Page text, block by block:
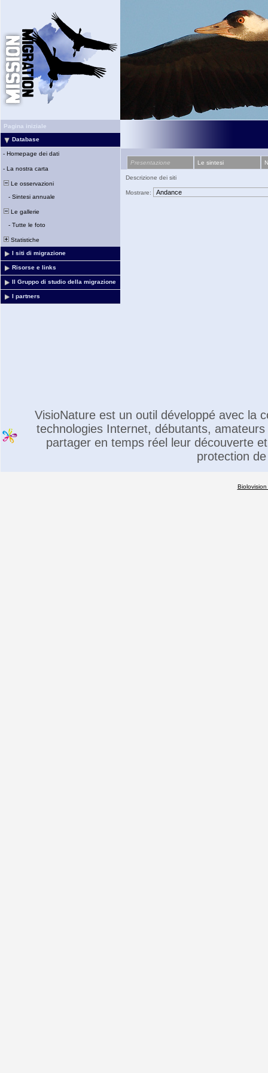
Pagina iniziale
Database
- Homepage dei dati
- La nostra carta
Le osservazioni
- Sintesi annuale
Le gallerie
- Tutte le foto
Statistiche
I siti di migrazione
Risorse e links
Il Gruppo di studio della migrazione
I partners
Presentazione Le sintesi
Descrizione dei siti
Mostrare:
VisioNature est un outil développé avec la
technologies Internet, débutants,
partager en temps réel leur découverte
protection
Biolovision